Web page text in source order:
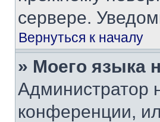
сервере.
Вернуться к началу
» Моего языка
Администратор
конференции,